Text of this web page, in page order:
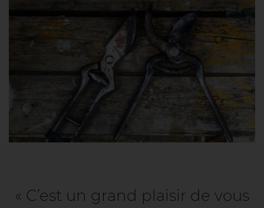
« C’est un grand plaisir de vous